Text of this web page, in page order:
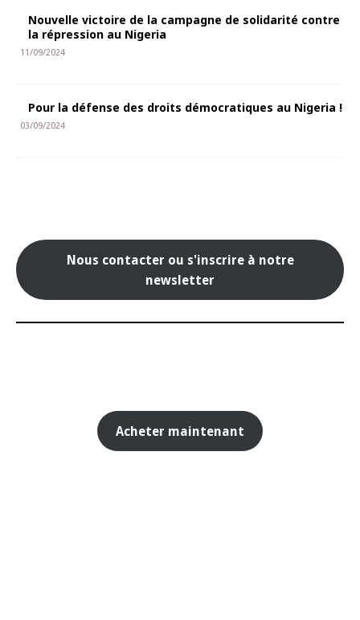
Nouvelle victoire de la campagne de solidarité contre
la répression au Nigeria
11/09/2024
Pour la défense des droits démocratiques au Nigeria !
03/09/2024
Nous contacter ou s'inscrire à notre
newsletter
Acheter maintenant